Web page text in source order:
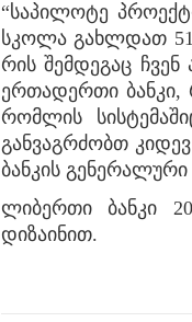
“საპილოტე
სკოლა გახლდათ
რის შემდეგაც
ერთადერთი ბანკი,
რომლის
განვაგრძობთ
ბანკის
ლიბერთი ბანკი
დიზაინით.